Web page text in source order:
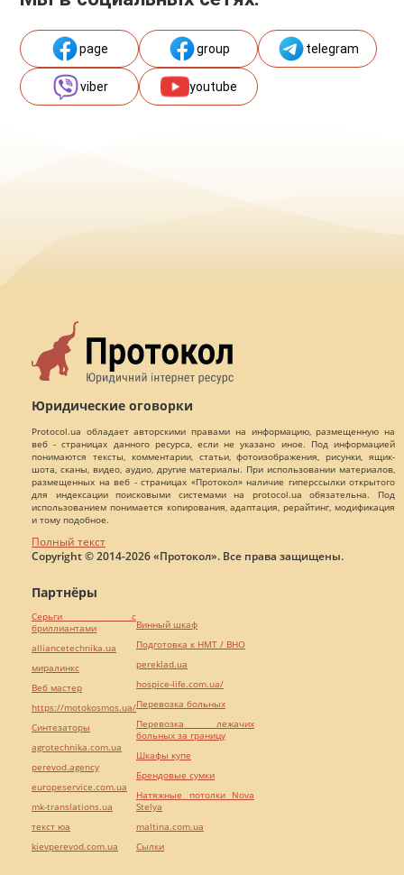
page group telegram
viber youtube
Юридические оговорки
Protocol.ua обладает авторскими правами на информацию, размещенную на
веб - страницах данного ресурса, если не указано иное. Под информацией
понимаются тексты, комментарии, статьи, фотоизображения, рисунки, ящик-
шота, сканы, видео, аудио, другие материалы. При использовании материалов,
размещенных на веб - страницах «Протокол» наличие гиперссылки открытого
для индексации поисковыми системами на protocol.ua обязательна. Под
использованием понимается копирования, адаптация, рерайтинг, модификация
и тому подобное.
Полный текст
Copyright © 2014-2026 «Протокол». Все права защищены.
Партнёры
Серьги с
бриллиантами
alliancetechnika.ua
миралинкс
Веб мастер
https://motokosmos.ua/
Синтезаторы
agrotechnika.com.ua
perevod.agency
europeservice.com.ua
mk-translations.ua
текст юа
kievperevod.com.ua
Винный шкаф
Подготовка к НМТ / ВНО
pereklad.ua
hospice-life.com.ua/
Перевозка больных
Перевозка лежачих
больных за границу
Шкафы купе
Брендовые сумки
Натяжные потолки Nova
Stelya
maltina.com.ua
Cылки